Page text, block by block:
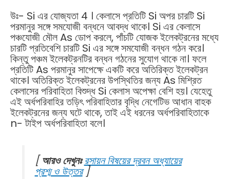
উঃ- Si এর যোজ্যতা 4 । কেলাসে প্রতিটি Si অপর চারটি Si
পরমানুর সঙ্গে সমযোজী বন্ধনে আবদ্ধ থাকে। Si এর কেলাসে
পঞ্চযোজী মৌল As ডোপ করলে, পাঁচটি যোজক ইলেকট্রনের মধ্যে
চারটি প্রতিবেশি চারটি Si এর সঙ্গে সমযোজী বন্ধন গঠন করে।
কিন্তু পঞ্চম ইলেকট্রনটির বন্ধন গঠনের সুযোগ থাকে না। ফলে
প্রতিটি As পরমানুর সাপেক্ষে একটি করে অতিরিক্ত ইলেকট্রন
থাকে। অতিরিক্ত ইলেকট্রনের উপস্থিতির জন্য As মিশ্রিত
কেলাসের পরিবাহিতা বিশুদ্ধ Si কেলাস অপেক্ষা বেশি হয়। যেহেতু
এই অর্ধপরিবাহির তড়িৎ পরিবাহিতার বৃদ্ধি নেগেটিভ আধান বাহক
ইলেকট্রনের জন্য ঘটে থাকে, তাই এই ধরনের অর্ধপরিবাহিতাকে
n- টাইপ অর্ধপরিবাহিতা বলে।
[আরও দেখুনঃরসায়ন বিষয়ের দ্রবন অধ্যায়ের
প্রশ্ম ও উত্তর]